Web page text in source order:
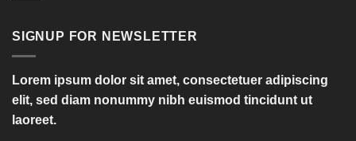
SIGNUP FOR NEWSLETTER
Lorem ipsum dolor sit amet, consectetuer adipiscing
elit, sed diam nonummy nibh euismod tincidunt ut
laoreet.